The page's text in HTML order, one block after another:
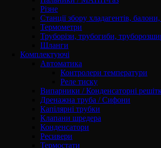
Різне
Станції збору хладагентів,
Термометри
Труборізи, трубогиби,
Шланги
Комплектуючі
Автоматика
Контролери температури
Реле тиску
Випарники / Конденсаторні
Дренажна труба / Сифони
Капілярні трубки
Клапани шредера
Конденсатори
Ресивери
Термостати